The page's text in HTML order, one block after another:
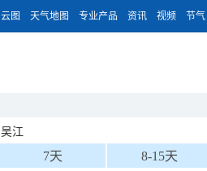
云图 天气地图 专业产品 资讯 视频 节气
吴江
7天 8-15天